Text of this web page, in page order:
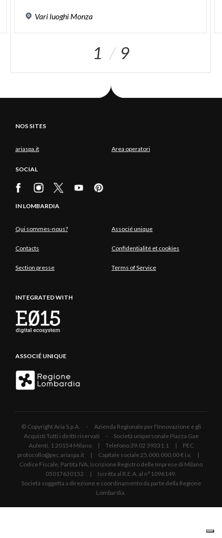
Variluoghi Monza
1 9
NOS SITES
ariaspa.it Area operatori
SOCIAL
IN LOMBARDIA
Qui sommes-nous? Associé unique
Contacts Confidentialité et cookies
Section presse Terms of Service
INTEGRATED WITH
ASSOCIÉ UNIQUE
© Copyright Aria S.p.A. - Azienda Regionale per l'Innovazione e gli
Acquisti Tutti i diritti riservati - Società unipersonale Piazza Gae
Aulenti, 1 20154 Milano | Telefono 39.02 39331.1 | PEC
protocollo@pec.ariaspa.it | Capitale sociale 25.000.000,00 € i.v. |
Codice Fiscale, Partita IVA, Iscrizione Registro delle Imprese di Milano
05017630152 | Iscritta al R.E.A. al n°1096149.
Società soggetta a direzione e coordinamento da parte della Regione
Lombardia.